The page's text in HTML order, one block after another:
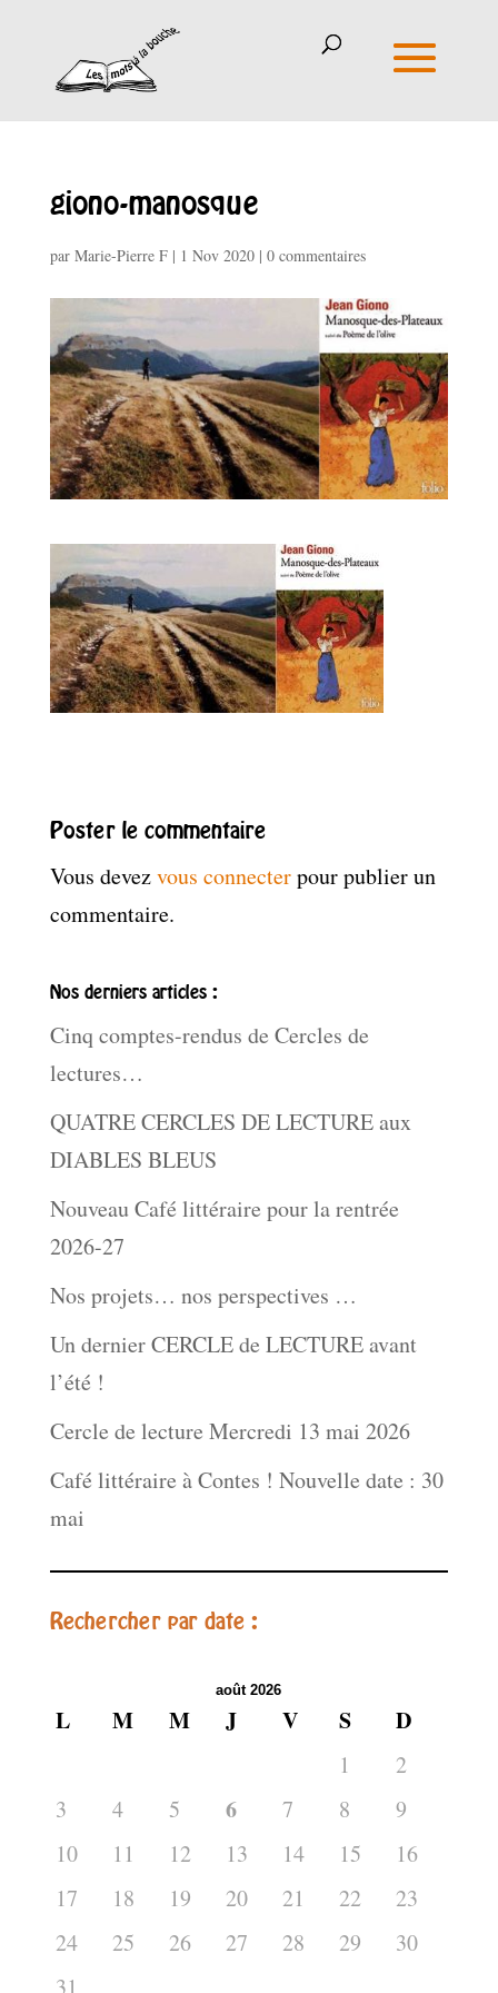
giono-manosque
par Marie-Pierre F| 1 Nov 2020| 0 commentaires
Poster le commentaire
Vous devezvous connecterpour publier un
commentaire.
Nos derniers articles :
Cinq comptes-rendus de Cercles de
lectures…
QUATRE CERCLES DE LECTURE aux
DIABLES BLEUS
Nouveau Café littéraire pour la rentrée
2026-27
Nos projets… nos perspectives …
Un dernier CERCLE de LECTURE avant
l’été !
Cercle de lecture Mercredi 13 mai 2026
Café littéraire à Contes ! Nouvelle date : 30
mai
Rechercher par date :
août 2026
L M M J V S D
1
2
3
4 5 6 7 8
9
10
11 12 13 14 15
16
17
18 19 20 21 22
23
24
25 26 27 28 29
30